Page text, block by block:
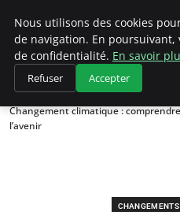
Accueil
Changements climatiques
Changement climatique :
l’avenir
Nous utilisons des cookies
de navigation. En
de confidentialité. En savoir
Refuser Accepter